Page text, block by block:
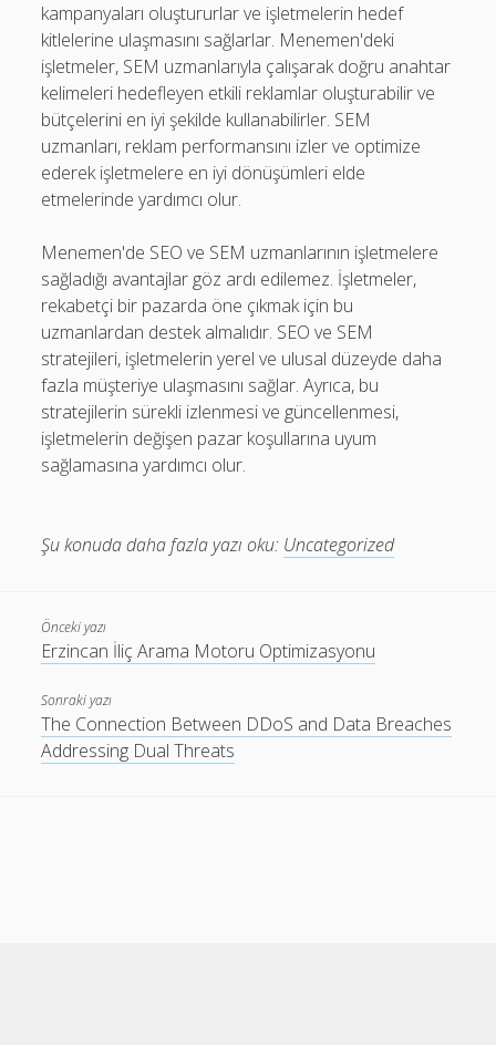
kampanyaları oluştururlar ve işletmelerin hedef
kitlelerine ulaşmasını sağlarlar. Menemen'deki
işletmeler, SEM uzmanlarıyla çalışarak doğru anahtar
kelimeleri hedefleyen etkili reklamlar oluşturabilir ve
bütçelerini en iyi şekilde kullanabilirler. SEM
uzmanları, reklam performansını izler ve optimize
ederek işletmelere en iyi dönüşümleri elde
etmelerinde yardımcı olur.
Menemen'de SEO ve SEM uzmanlarının işletmelere
sağladığı avantajlar göz ardı edilemez. İşletmeler,
rekabetçi bir pazarda öne çıkmak için bu
uzmanlardan destek almalıdır. SEO ve SEM
stratejileri, işletmelerin yerel ve ulusal düzeyde daha
fazla müşteriye ulaşmasını sağlar. Ayrıca, bu
stratejilerin sürekli izlenmesi ve güncellenmesi,
işletmelerin değişen pazar koşullarına uyum
sağlamasına yardımcı olur.
Şu konuda daha fazla yazı oku: Uncategorized
Önceki yazı
Erzincan İliç Arama Motoru Optimizasyonu
Sonraki yazı
The Connection Between DDoS and Data Breaches
Addressing Dual Threats